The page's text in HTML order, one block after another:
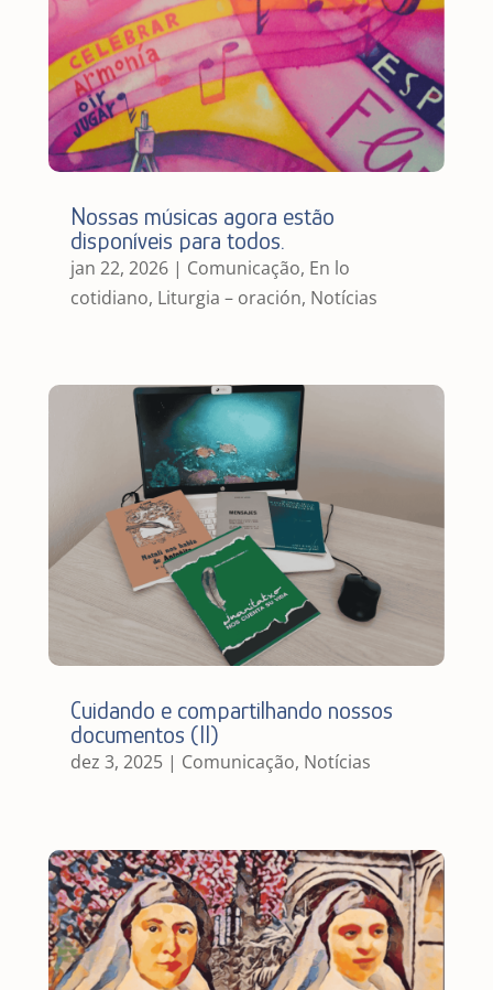
Nossas músicas agora estão
disponíveis para todos.
jan 22, 2026| Comunicação, En lo
cotidiano, Liturgia – oración, Notícias
Cuidando e compartilhando nossos
documentos (II)
dez 3, 2025| Comunicação, Notícias